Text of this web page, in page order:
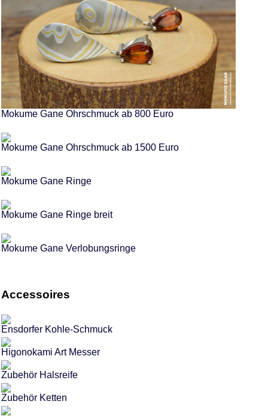
Mokume Gane Ohrschmuck ab 800 Euro
Mokume Gane Ohrschmuck ab 1500 Euro
Mokume Gane Ringe
Mokume Gane Ringe breit
Mokume Gane Verlobungsringe
Accessoires
Ensdorfer Kohle-Schmuck
Higonokami Art Messer
Zubehör Halsreife
Zubehör Ketten